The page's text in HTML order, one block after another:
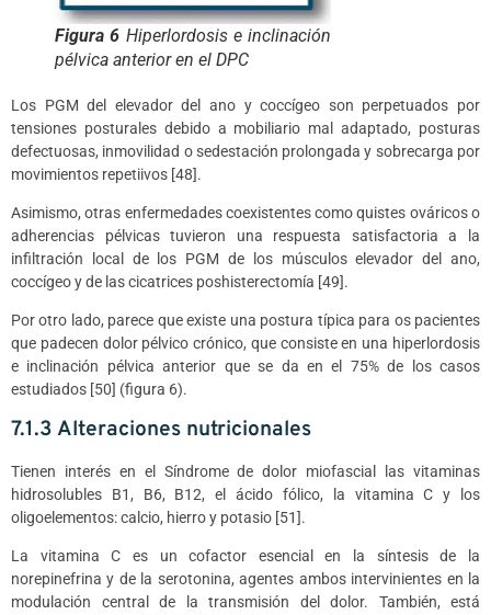
Figura 6 Hiperlordosis e inclinación
pélvica anterior en el DPC
Los PGM del elevador del ano y coccígeo son perpetuados por
tensiones posturales debido a mobiliario mal adaptado, posturas
defectuosas, inmovilidad o sedestación prolongada y sobrecarga por
movimientos repetiivos [48].
Asimismo, otras enfermedades coexistentes como quistes ováricos o
adherencias pélvicas tuvieron una respuesta satisfactoria a la
infiltración local de los PGM de los músculos elevador del ano,
coccígeo y de las cicatrices poshisterectomía [49].
Por otro lado, parece que existe una postura típica para os pacientes
que padecen dolor pélvico crónico, que consiste en una hiperlordosis
e inclinación pélvica anterior que se da en el 75% de los casos
estudiados [50] (figura 6).
7.1.3 Alteraciones nutricionales
Tienen interés en el Síndrome de dolor miofascial las vitaminas
hidrosolubles B1, B6, B12, el ácido fólico, la vitamina C y los
oligoelementos: calcio, hierro y potasio [51].
La vitamina C es un cofactor esencial en la síntesis de la
norepinefrina y de la serotonina, agentes ambos intervinientes en la
modulación central de la transmisión del dolor. También, está